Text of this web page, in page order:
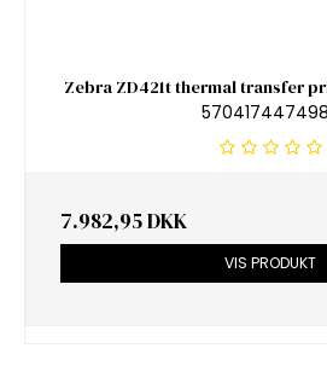
Zebra ZD421t thermal transfer
7.982,95 DKK
VIS PRODUKT